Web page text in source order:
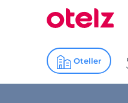
Oteller